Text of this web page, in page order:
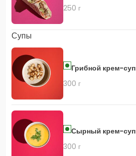
250 г
Супы
Грибной крем-суп
300 г
Сырный крем-суп
300 г